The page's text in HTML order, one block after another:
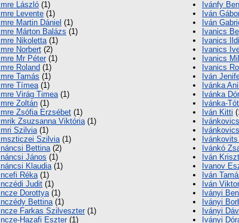
Imre László (1)
Imre Levente (1)
Imre Martin Dániel (1)
Imre Márton Balázs (1)
Imre Nikoletta(1)
Imre Norbert (2)
Imre Mr Péter(1)
Imre Roland (1)
Imre Tamás (1)
Imre Tímea(1)
Imre Virág Timea(1)
Imre Zoltán (1)
Imre Zsófia Erzsébet (1)
Imrik Zsuzsanna Viktória(1)
Imri Szilvia(1)
Imszticzei Szilvia(1)
Ináncsi Bettina(2)
Ináncsi János (1)
Ináncsi Klaudia(1)
Incefi Réka(1)
Inczédi Judit (1)
Incze Dorottya(1)
Inczédy Bettina(1)
Incze Farkas Szilveszter(1)
Incze-Hazafi Eszter(1)
Ivánfy
Iván
Iván
Ivanics
Ivanics
Ivanics
Ivanics
Ivanics
Iván
Ivánka
Ivánka
Ivánka-
Iván Kitti
Ivánkó
Iván
Ivanov
Iván
Iván Viktor
Iványi
Iványi
Iványi
Iványi